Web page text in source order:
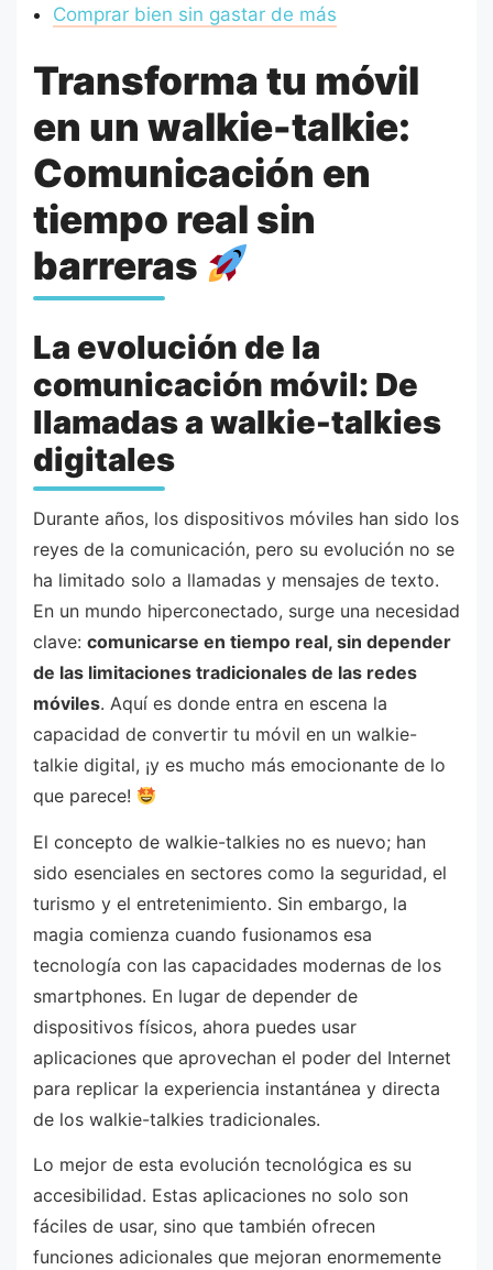
Comprar bien sin gastar de más
Transforma tu móvil
en un walkie-talkie:
Comunicación en
tiempo real sin
barreras
La evolución de la
comunicación móvil: De
llamadas a walkie-talkies
digitales
Durante años, los dispositivos móviles han sido los
reyes de la comunicación, pero su evolución no se
ha limitado solo a llamadas y mensajes de texto.
En un mundo hiperconectado, surge una necesidad
clave: comunicarse en tiempo real, sin depender
de las limitaciones tradicionales de las redes
móviles. Aquí es donde entra en escena la
capacidad de convertir tu móvil en un walkie-
talkie digital, ¡y es mucho más emocionante de lo
que parece!
El concepto de walkie-talkies no es nuevo; han
sido esenciales en sectores como la seguridad, el
turismo y el entretenimiento. Sin embargo, la
magia comienza cuando fusionamos esa
tecnología con las capacidades modernas de los
smartphones. En lugar de depender de
dispositivos físicos, ahora puedes usar
aplicaciones que aprovechan el poder del Internet
para replicar la experiencia instantánea y directa
de los walkie-talkies tradicionales.
Lo mejor de esta evolución tecnológica es su
accesibilidad. Estas aplicaciones no solo son
fáciles de usar, sino que también ofrecen
funciones adicionales que mejoran enormemente